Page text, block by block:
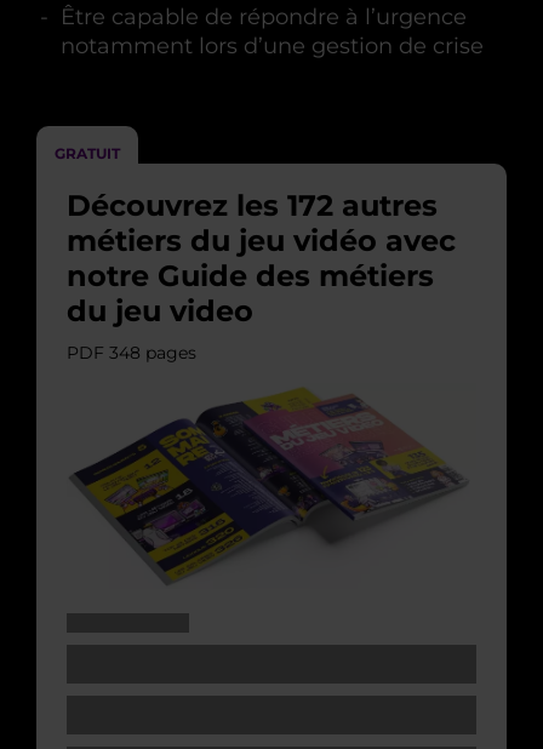
Être capable de répondre à l’urgence
notamment lors d’une gestion de crise
GRATUIT
Découvrez les 172 autres
métiers du jeu vidéo avec
notre Guide des métiers
du jeu video
PDF 348 pages